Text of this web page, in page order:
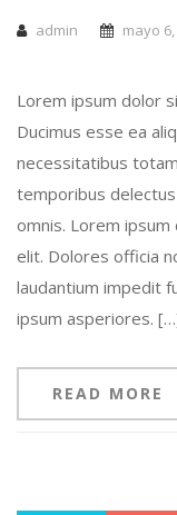
admin mayo
Lorem ipsum dolor
Ducimus esse ea
necessitatibus
temporibus
omnis. Lorem
elit. Dolores officia
laudantium impedit
ipsum asperiores.
READ MORE